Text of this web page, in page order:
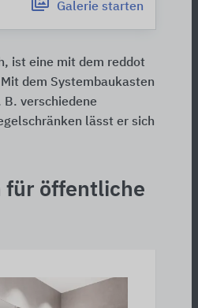
Galerie starten
ist eine mit dem reddot
dem Systembaukasten
verschiedene
lässt er sich
für öffentliche